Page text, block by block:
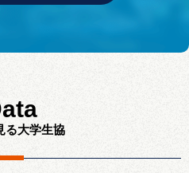
ードの回答例あれこれ」
る大学生協